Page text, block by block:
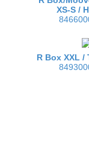
XS-S /
R Box XXL /